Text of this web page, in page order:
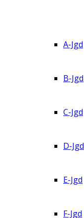
A-Jgd
B-Jgd
C-Jgd
D-Jgd
E-Jgd
F-Jgd